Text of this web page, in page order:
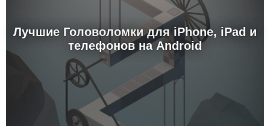
Лучшие Головоломки для iPhone, iPad и
телефонов на Android